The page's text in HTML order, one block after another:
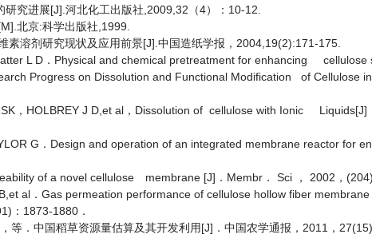
究进展[J].河北化工出版社,2009,32（4）：10-12.
北京:科学出版社,1999.
素溶剂研究现状及应用前景[J].中国造纸学报，2004,19(2):171-175.
L D．Physical and chemical pretreatment for enhancing cellulose
Progress on Dissolution and Functional Modification of Cellulose
，HOLBREY J D,et al，Dissolution of cellulose with Ionic
G．Design and operation of an integrated membrane reactor for
of a novel cellulose membrane [J]．Membr． Sci ， 2002，
al．Gas permeation performance of cellulose hollow fiber
：1873-1880．
等．中国稻草资源量估算及其开发利用[J]．中国农学通报，2011，